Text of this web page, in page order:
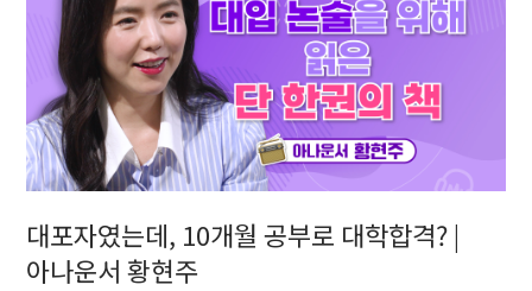
대포자였는데, 10개월 공부로 대학합격? |
아나운서 황현주